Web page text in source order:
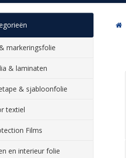
markeringsfolie
& laminaten
& sjabloonfolie
textiel
Films
en interieur folie